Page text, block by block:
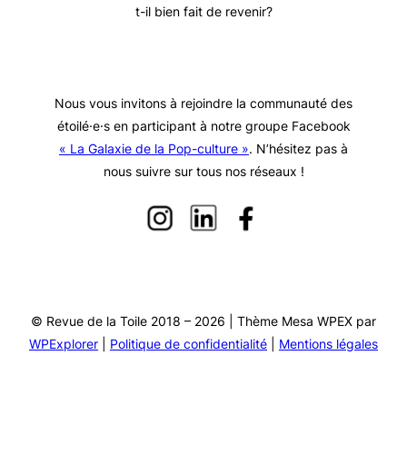
t-il bien fait de revenir?
Nous vous invitons à rejoindre la communauté des
étoilé·e·s en participant à notre groupe Facebook
« La Galaxie de la Pop-culture ». N’hésitez pas à
nous suivre sur tous nos réseaux !
© Revue de la Toile 2018 – 2026 | Thème Mesa WPEX par
WPExplorer
Politique de confidentialité Mentions légales